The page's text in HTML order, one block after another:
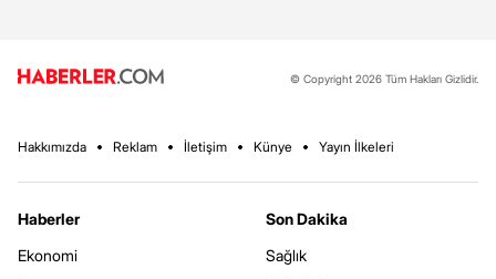
© Copyright 2026 Tüm Hakları Gizlidir.
Hakkımızda Reklam İletişim Künye Yayın İlkeleri
Haberler
Ekonomi
Son Dakika
Sağlık